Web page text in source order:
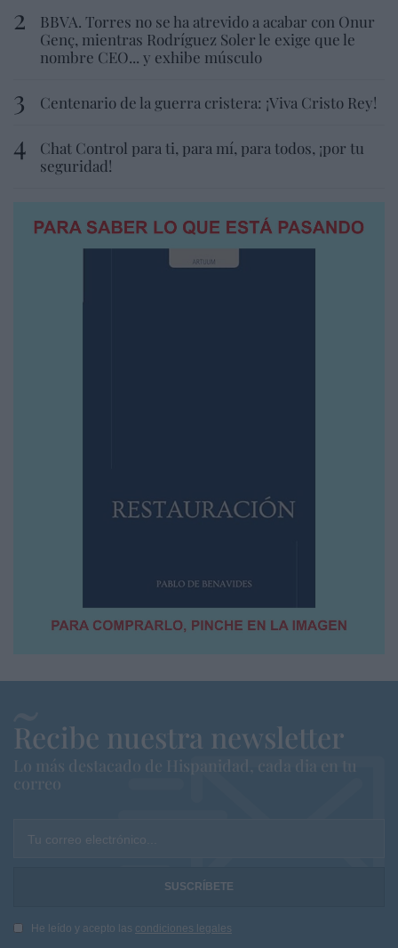
BBVA. Torres no se ha atrevido a acabar con Onur
Genç, mientras Rodríguez Soler le exige que le
nombre CEO... y exhibe músculo
Centenario de la guerra cristera: ¡Viva Cristo Rey!
Chat Control para ti, para mí, para todos, ¡por tu
seguridad!
Recibe nuestra newsletter
Lo más destacado de Hispanidad, cada dia en tu
correo
Tu correo electrónico...
He leído y acepto las condiciones legales